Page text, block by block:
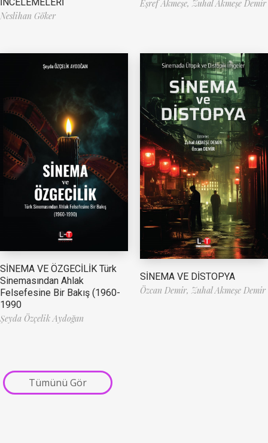
Neslihan Göker
Eşref Akmeşe, Zuhal Akmeşe Demir
SİNEMA VE ÖZGECİLİK Türk
Sinemasından Ahlak
Felsefesine Bir Bakış (1960-
1990
Şeyda Özçelik Aydoğan
SİNEMA VE DİSTOPYA
Özcan Demir, Zuhal Akmeşe Demir
Tümünü Gör